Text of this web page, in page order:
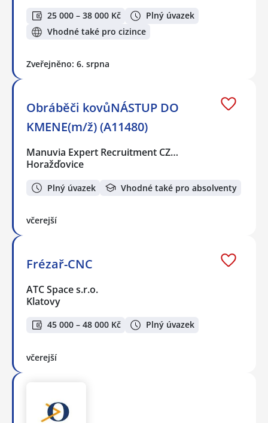
25 000 – 38 000 Kč
Plný úvazek
Vhodné také pro cizince
Zveřejněno: 6. srpna
Obráběči kovůNÁSTUP DO
KMENE(m/ž) (A11480)
Manuvia Expert Recruitment CZ…
Horažďovice
Plný úvazek Vhodné také pro absolventy
včerejší
Frézař-CNC
ATC Space s.r.o.
Klatovy
45 000 – 48 000 Kč Plný úvazek
včerejší